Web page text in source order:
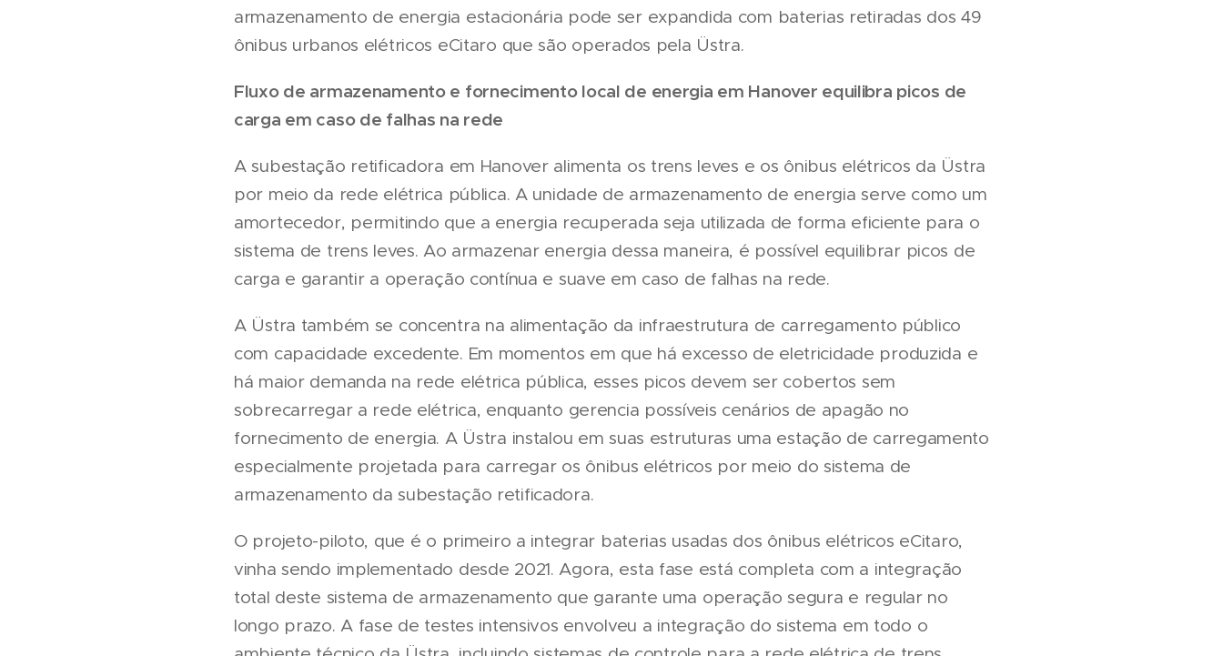
armazenamento de energia estacionária pode ser expandida com baterias retiradas dos 49
ônibus urbanos elétricos eCitaro que são operados pela Üstra.
Fluxo de armazenamento e fornecimento local de energia em Hanover equilibra picos de
carga em caso de falhas na rede
A subestação retificadora em Hanover alimenta os trens leves e os ônibus elétricos da Üstra
por meio da rede elétrica pública. A unidade de armazenamento de energia serve como um
amortecedor, permitindo que a energia recuperada seja utilizada de forma eficiente para o
sistema de trens leves. Ao armazenar energia dessa maneira, é possível equilibrar picos de
carga e garantir a operação contínua e suave em caso de falhas na rede.
A Üstra também se concentra na alimentação da infraestrutura de carregamento público
com capacidade excedente. Em momentos em que há excesso de eletricidade produzida e
há maior demanda na rede elétrica pública, esses picos devem ser cobertos sem
sobrecarregar a rede elétrica, enquanto gerencia possíveis cenários de apagão no
fornecimento de energia. A Üstra instalou em suas estruturas uma estação de carregamento
especialmente projetada para carregar os ônibus elétricos por meio do sistema de
armazenamento da subestação retificadora.
O projeto-piloto, que é o primeiro a integrar baterias usadas dos ônibus elétricos eCitaro,
vinha sendo implementado desde 2021. Agora, esta fase está completa com a integração
total deste sistema de armazenamento que garante uma operação segura e regular no
longo prazo. A fase de testes intensivos envolveu a integração do sistema em todo o